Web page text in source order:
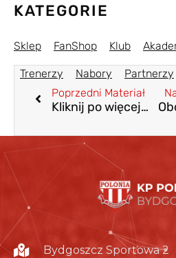
KATEGORIE
Sklep FanShop Klub
Trenerzy Nabory
Partnerzy
Poprzedni Materiał
Kliknij po więcej…
Bydgoszcz Sportowa 2